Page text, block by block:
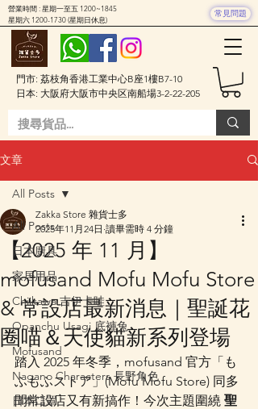
門市: 荔枝角香港工業中心B座1樓B7-10
日本: 大阪府大阪市中央区南船場3-2-22-205
營業時間 : 星期一至五 1200~1845
星期六 1200-1730(星期日休息)
常見問題
文章
All Posts
日本廚具
家居用品
Chiikawa 吉伊卡哇
Opanchu Usagi 底褲兔
Mofusand
Nagano Characters 長野角色
日本口罩
All Posts
【2025 年 11 月】
mofusand Mofu Mofu Store
& 常設店最新消息｜聖誕花
圈喵＆天使貓新系列登場
Zakka Store 雜貨士多
2025年11月24日 讀畢需時 4 分鐘
踏入 2025 年冬季，mofusand 官方「も
ふもふストア」(Mofu Mofu Store) 同多
間常設店又有新搞作！今次主題圍繞 聖